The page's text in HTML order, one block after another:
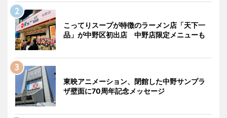
こってりスープが特徴のラーメン店「天下一
品」が中野区初出店 中野店限定メニューも
東映アニメーション、閉館した中野サンプラ
ザ壁面に70周年記念メッセージ